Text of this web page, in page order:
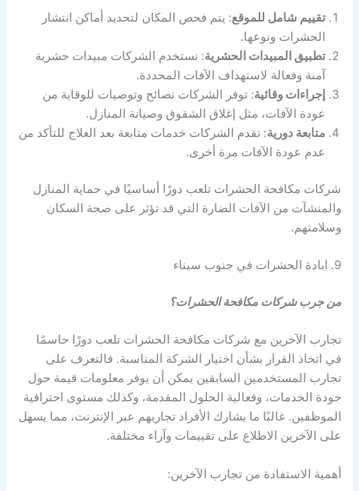
تقييم شامل للموقع: يتم فحص المكان لتحديد أماكن انتشار
الحشرات ونوعها.
تطبيق المبيدات الحشرية: تستخدم الشركات مبيدات حشرية
آمنة وفعالة لاستهداف الآفات المحددة.
إجراءات وقائية: توفر الشركات نصائح وتوصيات للوقاية من
عودة الآفات، مثل إغلاق الشقوق وصيانة المنازل.
متابعة دورية: تقدم الشركات خدمات متابعة بعد العلاج للتأكد من
عدم عودة الآفات مرة أخرى.
شركات مكافحة الحشرات تلعب دورًا أساسيًا في حماية المنازل
والمنشآت من الآفات الضارة التي قد تؤثر على صحة السكان
وسلامتهم.
9. ابادة الحشرات في جنوب سيناء
من جرب شركات مكافحة الحشرات؟
تجارب الآخرين مع شركات مكافحة الحشرات تلعب دورًا حاسمًا
في اتخاذ القرار بشأن اختيار الشركة المناسبة. فالتعرف على
تجارب المستخدمين السابقين يمكن أن يوفر معلومات قيمة حول
جودة الخدمات، وفعالية الحلول المقدمة، وكذلك مستوى احترافية
الموظفين. غالبًا ما يشارك الأفراد تجاربهم عبر الإنترنت، مما يسهل
على الآخرين الاطلاع على تقييمات وآراء مختلفة.
أهمية الاستفادة من تجارب الآخرين: